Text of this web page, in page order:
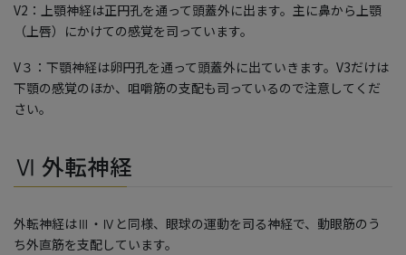
V2：上顎神経は正円孔を通って頭蓋外に出ます。主に鼻から上顎
（上唇）にかけての感覚を司っています。
V３：下顎神経は卵円孔を通って頭蓋外に出ていきます。V3だけは
下顎の感覚のほか、咀嚼筋の支配も司っているので注意してくだ
さい。
Ⅵ 外転神経
外転神経はⅢ・Ⅳと同様、眼球の運動を司る神経で、動眼筋のう
ち外直筋を支配しています。